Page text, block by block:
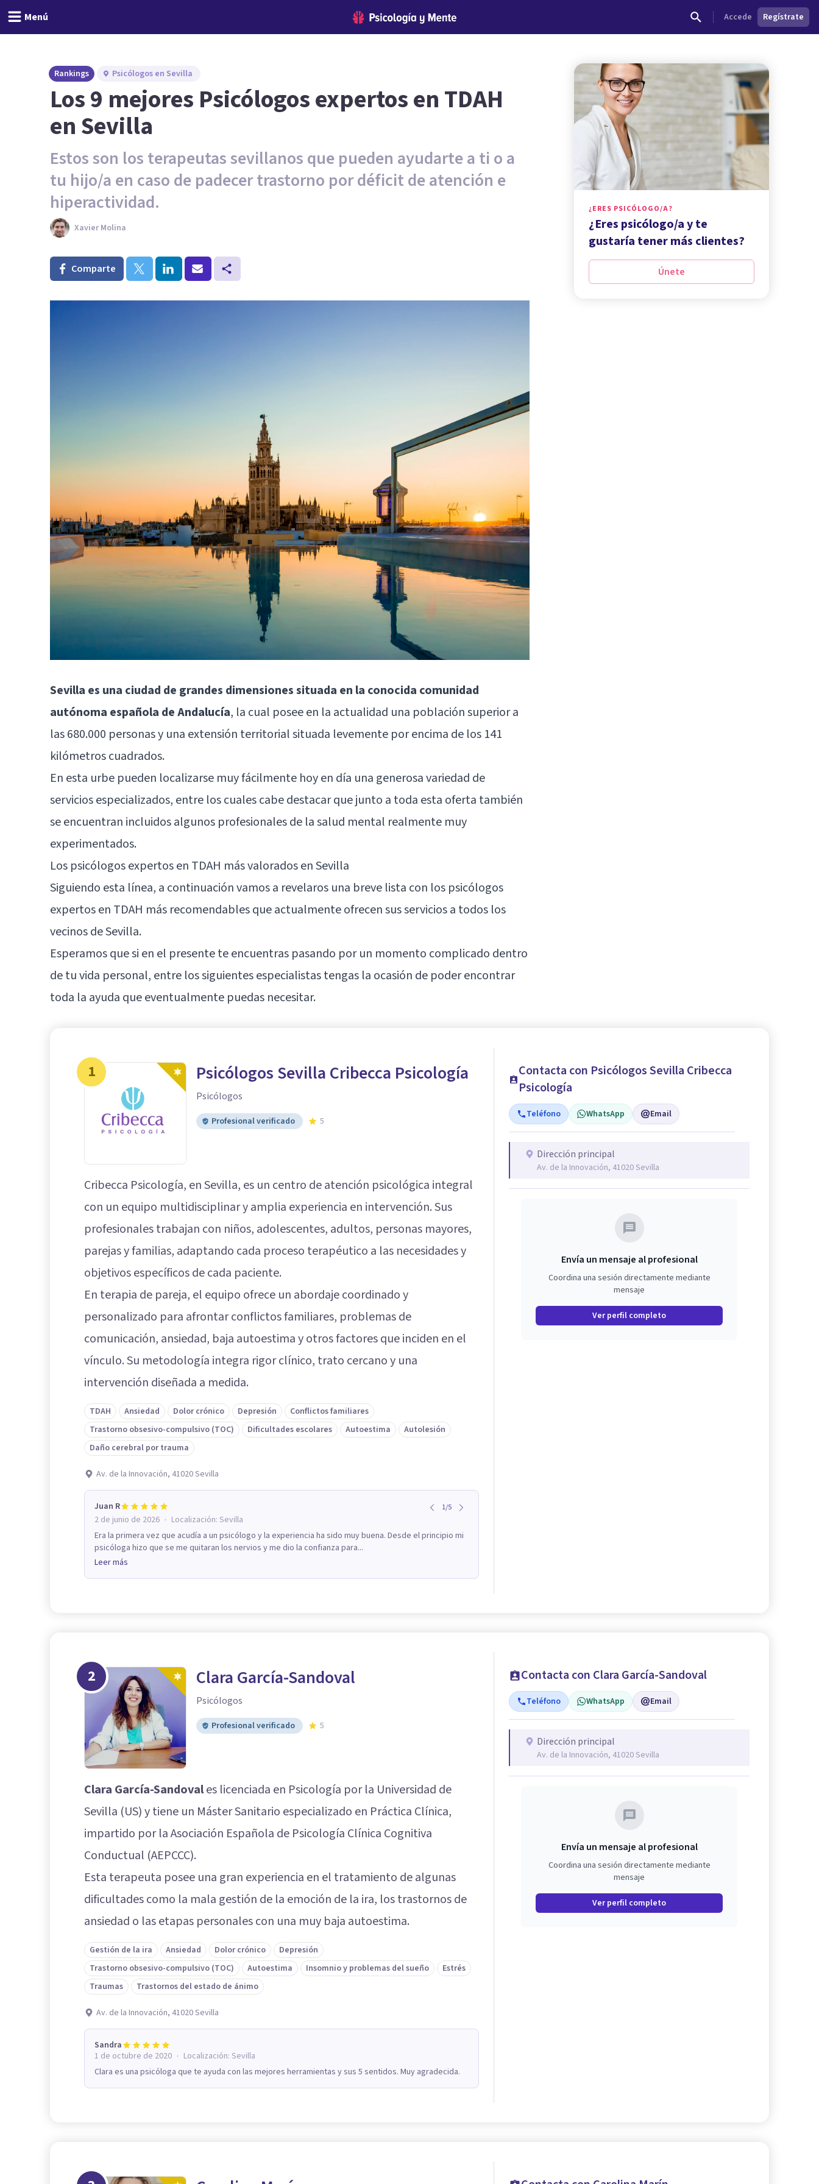
Menú Accede Regístrate
Rankings Psicólogos en Sevilla
Los 9 mejores Psicólogos expertos en TDAH
en Sevilla
Estos son los terapeutas sevillanos que pueden ayudarte a ti o a
tu hijo/a en caso de padecer trastorno por déficit de atención e
hiperactividad.
Xavier Molina
Comparte
Sevilla es una ciudad de grandes dimensiones situada en la conocida comunidad
autónoma española de Andalucía, la cual posee en la actualidad una población superior a
las 680.000 personas y una extensión territorial situada levemente por encima de los 141
kilómetros cuadrados.
En esta urbe pueden localizarse muy fácilmente hoy en día una generosa variedad de
servicios especializados, entre los cuales cabe destacar que junto a toda esta oferta también
se encuentran incluidos algunos profesionales de la salud mental realmente muy
experimentados.
Los psicólogos expertos en TDAH más valorados en Sevilla
Siguiendo esta línea, a continuación vamos a revelaros una breve lista con los psicólogos
expertos en TDAH más recomendables que actualmente ofrecen sus servicios a todos los
vecinos deSevilla.
Esperamos que si en el presente te encuentras pasando por un momento complicado dentro
de tu vida personal, entre los siguientes especialistas tengas la ocasión de poder encontrar
toda la ayuda que eventualmente puedas necesitar.
¿ERES PSICÓLOGO/A?
¿Eres psicólogo/a y te
gustaría tener más clientes?
Únete
1 Psicólogos Sevilla Cribecca Psicología
Psicólogos
Profesional verificado 5
Cribecca Psicología, en Sevilla, es un centro de atención psicológica integral
con un equipo multidisciplinar y amplia experiencia en intervención. Sus
profesionales trabajan con niños, adolescentes, adultos, personas mayores,
parejas y familias, adaptando cada proceso terapéutico a las necesidades y
objetivos específicos de cada paciente.
En terapia de pareja, el equipo ofrece un abordaje coordinado y
personalizado para afrontar conflictos familiares, problemas de
comunicación, ansiedad, baja autoestima y otros factores que inciden en el
vínculo. Su metodología integra rigor clínico, trato cercano y una
intervención diseñada a medida.
TDAH Ansiedad Dolor crónico Depresión
Conflictos familiares
Trastorno obsesivo-compulsivo (TOC)
Dificultades escolares Autoestima
Autolesión
Daño cerebral por trauma
Av. de la Innovación, 41020 Sevilla
Juan R 1/5
2 de junio de 2026 · Localización: Sevilla
Era la primera vez que acudía a un psicólogo y la experiencia ha sido muy buena. Desde el principio mi
psicóloga hizo que se me quitaran los nervios y me dio la confianza para...
Leer más
Contacta con Psicólogos Sevilla Cribecca
Psicología
Teléfono WhatsApp Email
Dirección principal
Av. de la Innovación, 41020 Sevilla
Envía un mensaje al profesional
Coordina una sesión directamente mediante
mensaje
Ver perfil completo
2 Clara García-Sandoval
Psicólogos
Profesional verificado 5
Clara García-Sandovales licenciada en Psicología por la Universidad de
Sevilla (US) y tiene un Máster Sanitario especializado en Práctica Clínica,
impartido por la Asociación Española de Psicología Clínica Cognitiva
Conductual (AEPCCC).
Esta terapeuta posee una gran experiencia en el tratamiento de algunas
dificultades como la mala gestión de la emoción de la ira, los trastornos de
ansiedad o las etapas personales con una muy baja autoestima.
Gestión de la ira Ansiedad Dolor crónico
Depresión
Trastorno obsesivo-compulsivo (TOC)
Autoestima Insomnio y problemas del sueño
Estrés
Traumas
Trastornos del estado de ánimo
Av. de la Innovación, 41020 Sevilla
Sandra
1 de octubre de 2020 · Localización: Sevilla
Clara es una psicóloga que te ayuda con las mejores herramientas y sus 5 sentidos. Muy agradecida.
Contacta con Clara García-Sandoval
Teléfono WhatsApp Email
Dirección principal
Av. de la Innovación, 41020 Sevilla
Envía un mensaje al profesional
Coordina una sesión directamente mediante
mensaje
Ver perfil completo